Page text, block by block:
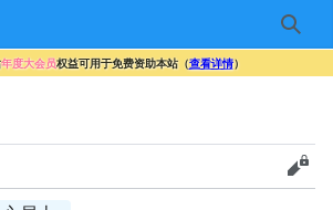
搜索
年度大会员权益可用于免费资助本站（查看详情）
查看